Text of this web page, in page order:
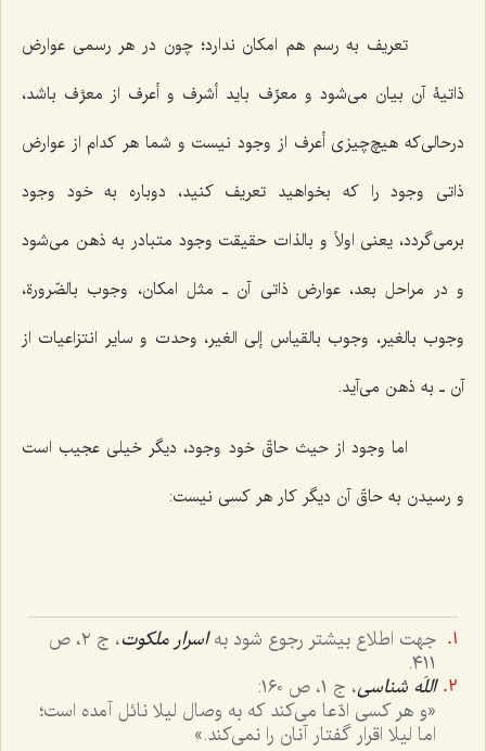
تعریف به رسم هم امکان ندارد؛ چون در هر رسمی عوارض
ذاتیۀ آن بیان می‌شود و معرِّف باید أشرف و أعرف از معرَّف باشد،
درحالی‌که هیچ‌چیزی أعرف از وجود نیست و شما هر کدام از عوارض
ذاتی وجود را که بخواهید تعریف کنید، دوباره به خود وجود
برمی‌گردد، یعنی اولاً و بالذات حقیقت وجود متبادر به ذهن می‌شود
و در مراحل بعد، عوارض ذاتی آن ـ مثل امکان، وجوب بالضّرورة،
وجوب بالغیر، وجوب بالقیاس إلی الغیر، وحدت و سایر انتزاعیات از
آن ـ به ذهن می‌آید.
اما وجود از حیث حاقّ خود وجود، دیگر خیلی عجیب است
و رسیدن به حاقّ آن دیگر کار هر کسی نیست:
جهت اطلاع بیشتر رجوع شود بهاسرار ملکوت
، ج ٢، ص
٤١١.
اللَه شناسی، ج ١، ص ١٦٠:
«و هر کسی ادّعا می‌کند که به وصال لیلا نائل آمده است؛
اما لیلا اقرار گفتار آنان را نمی‌کند.»